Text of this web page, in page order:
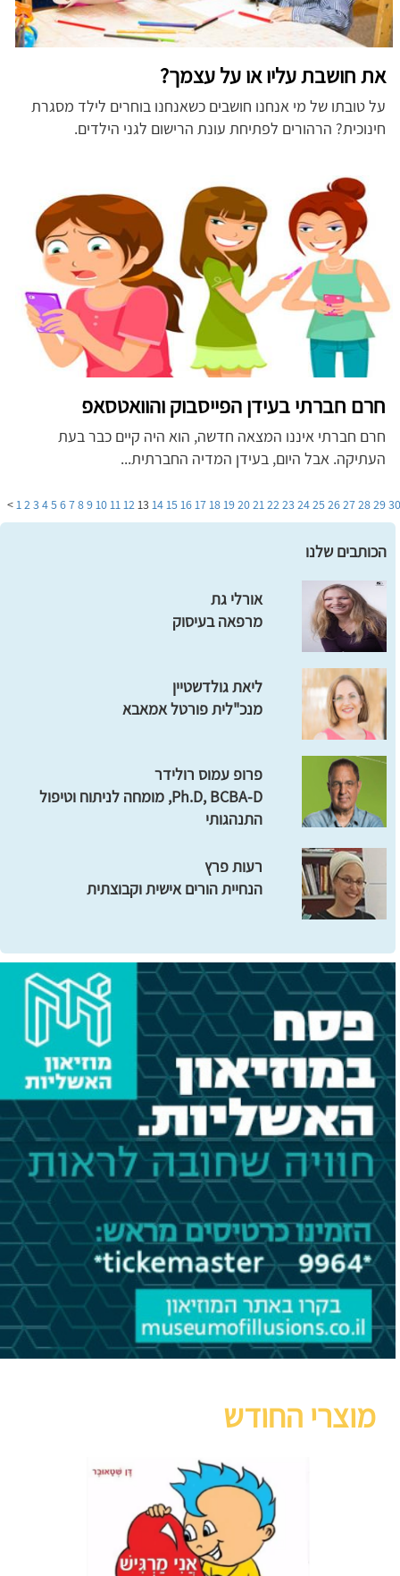
את חושבת עליו או על עצמך?
על טובתו של מי אנחנו חושבים כשאנחנו בוחרים לילד מסגרת
חינוכית? הרהורים לפתיחת עונת הרישום לגני הילדים.
חרם חברתי בעידן הפייסבוק והוואטסאפ
חרם חברתי איננו המצאה חדשה, הוא היה קיים כבר בעת
העתיקה. אבל היום, בעידן המדיה החברתית...
123456789101112131415161718192021222324252627282930
>
הכותבים שלנו
אורלי גת
מרפאה בעיסוק
ליאת גולדשטיין
מנכ"לית פורטל אמאבא
פרופ עמוס רולידר
Ph.D, BCBA-D, מומחה לניתוח וטיפול
התנהגותי
רעות פרץ
הנחיית הורים אישית וקבוצתית
מוצרי החודש